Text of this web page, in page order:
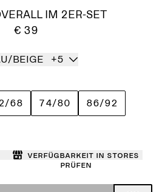
IM 2ER-SET
€ 39
BEIGE +5
68 74/80 86/92
Verfügbarkeit in Stores
prüfen